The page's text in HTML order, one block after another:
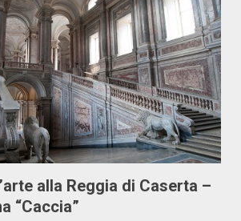
alla Reggia di Caserta –
“Caccia”